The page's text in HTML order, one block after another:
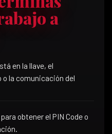
a
en la llave, el
o la comunicación del
obtener el PIN Code o